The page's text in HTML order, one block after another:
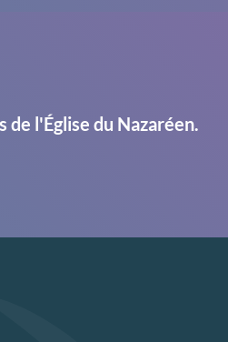
l'Église du Nazaréen.